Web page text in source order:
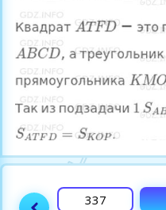
336 337